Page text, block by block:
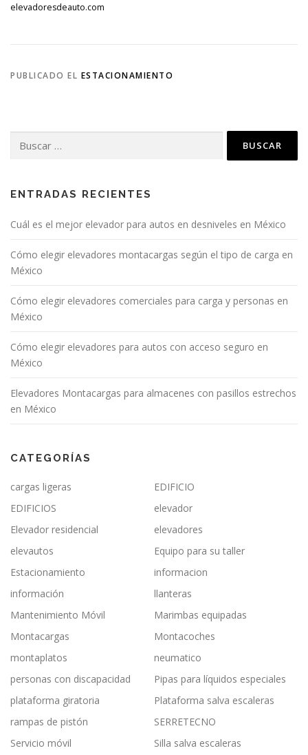
elevadoresdeauto.com
PUBLICADO EL ESTACIONAMIENTO
ENTRADAS RECIENTES
Cuál es el mejor elevador para autos en desniveles en México
Cómo elegir elevadores montacargas según el tipo de carga en
México
Cómo elegir elevadores comerciales para carga y personas en
México
Cómo elegir elevadores para autos con acceso seguro en
México
Elevadores Montacargas para almacenes con pasillos estrechos
en México
CATEGORÍAS
cargas ligeras
EDIFICIO
EDIFICIOS
elevador
Elevador residencial
elevadores
elevautos
Equipo para su taller
Estacionamiento
informacion
información
llanteras
Mantenimiento Móvil
Marimbas equipadas
Montacargas
Montacoches
montaplatos
neumatico
personas con discapacidad
Pipas para líquidos especiales
plataforma giratoria
Plataforma salva escaleras
rampas de pistón
SERRETECNO
Servicio móvil
Silla salva escaleras